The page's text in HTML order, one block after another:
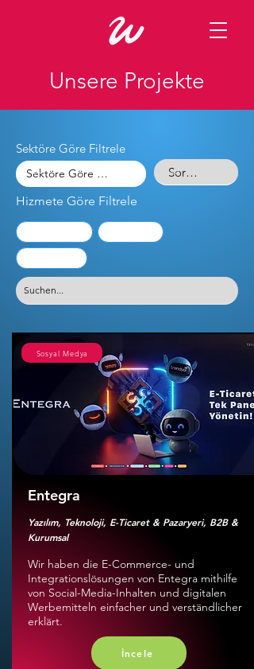
Unsere Projekte
Sektöre Göre Filtrele
Hizmete Göre Filtrele
Sosyal Medya
Entegra
Yazılım, Teknoloji, E-Ticaret & Pazaryeri, B2B &
Kurumsal
Wir haben die E-Commerce- und
Integrationslösungen von Entegra mithilfe
von Social-Media-Inhalten und digitalen
Werbemitteln einfacher und verständlicher
erklärt.
İncele